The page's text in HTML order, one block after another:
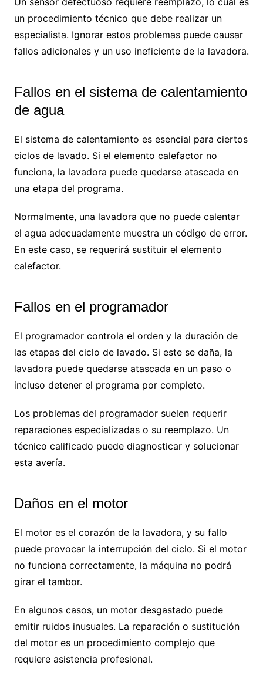
un procedimiento técnico que debe realizar un
especialista. Ignorar estos problemas puede causar
fallos adicionales y un uso ineficiente de la lavadora.
Fallos en el sistema de calentamiento
de agua
El sistema de calentamiento es esencial para ciertos
ciclos de lavado. Si el elemento calefactor no
funciona, la lavadora puede quedarse atascada en
una etapa del programa.
Normalmente, una lavadora que no puede calentar
el agua adecuadamente muestra un código de error.
En este caso, se requerirá sustituir el elemento
calefactor.
Fallos en el programador
El programador controla el orden y la duración de
las etapas del ciclo de lavado. Si este se daña, la
lavadora puede quedarse atascada en un paso o
incluso detener el programa por completo.
Los problemas del programador suelen requerir
reparaciones especializadas o su reemplazo. Un
técnico calificado puede diagnosticar y solucionar
esta avería.
Daños en el motor
El motor es el corazón de la lavadora, y su fallo
puede provocar la interrupción del ciclo. Si el motor
no funciona correctamente, la máquina no podrá
girar el tambor.
En algunos casos, un motor desgastado puede
emitir ruidos inusuales. La reparación o sustitución
del motor es un procedimiento complejo que
requiere asistencia profesional.